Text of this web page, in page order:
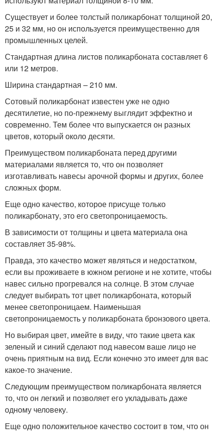
Существует и более толстый поликарбонат толщиной 20,
25 и 32 мм, но он используется преимущественно для
промышленных целей.
Стандартная длина листов поликарбоната составляет 6
или 12 метров.
Ширина стандартная – 210 мм.
Сотовый поликарбонат известен уже не одно
десятилетие, но по-прежнему выглядит эффектно и
современно. Тем более что выпускается он разных
цветов, который около десяти.
Преимуществом поликарбоната перед другими
материалами является то, что он позволяет
изготавливать навесы арочной формы и других, более
сложных форм.
Еще одно качество, которое присуще только
поликарбонату, это его светопроницаемость.
В зависимости от толщины и цвета материала она
составляет 35-98%.
Правда, это качество может являться и недостатком,
если вы проживаете в южном регионе и не хотите, чтобы
навес сильно прогревался на солнце. В этом случае
следует выбирать тот цвет поликарбоната, который
менее светопроницаем. Наименьшая
светопроницаемость у поликарбоната бронзового цвета.
Но выбирая цвет, имейте в виду, что такие цвета как
зеленый и синий сделают под навесом ваше лицо не
очень приятным на вид. Если конечно это имеет для вас
какое-то значение.
Следующим преимуществом поликарбоната является
то, что он легкий и позволяет его укладывать даже
одному человеку.
Еще одно положительное качество состоит в том, что он